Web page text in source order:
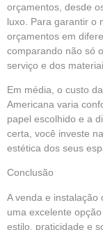
orçamentos, desde
luxo. Para garantir o
orçamentos em
comparando não só
serviço e dos
Em média, o custo
Americana varia
papel escolhido e a
certa, você investe
estética dos seus
Conclusão
A venda e instalação
uma excelente
estilo, praticidade e